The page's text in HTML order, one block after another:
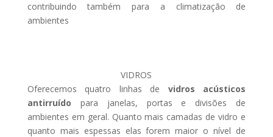
contribuindo também para a climatização de
ambientes
VIDROS
Oferecemos quatro linhas de
vidros acústicos
antirruído
para janelas, portas e divisões de
ambientes em geral. Quanto mais camadas de vidro e
quanto mais espessas elas forem maior o nível de